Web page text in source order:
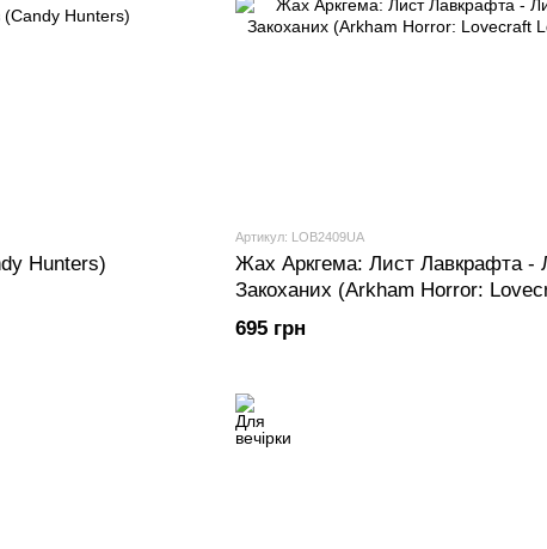
Hunters)
Артикул: LOB2409UA
Жах Аркгема: Лист Лавкрафта -
Закоханих (Arkham Horror:
Letter)
695 грн